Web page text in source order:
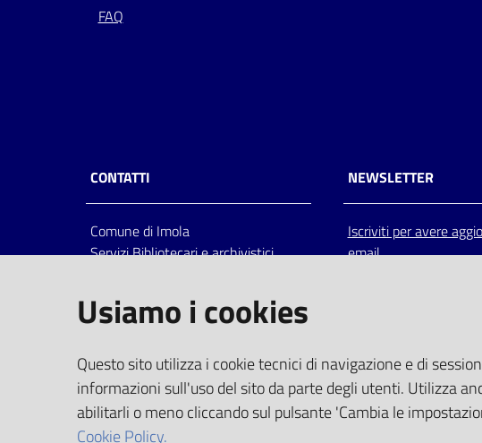
FAQ
CONTATTI
Comune di Imola
Servizi Bibliotecari e archivistici
Italia
centralino: tel 0542.6026.36 fax
bim@comune.imola.bo.it
PEC
comune.imola@cert.provincia.bo.it
P.IVA 00523381200
NEWSLETTER
Iscriviti per avere
email
Usiamo i cookies
Questo sito utilizza i cookie tecnici di navigazione e di
informazioni sull'uso del sito da parte degli utenti. Utilizza
abilitarli o meno cliccando sul pulsante 'Cambia le
Cookie Policy.